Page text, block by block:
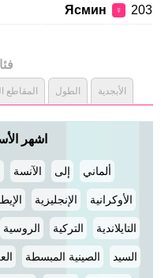
203
♀
Ясмин
الأبجدية الطول المقاطع
اشهر
ألماني إلى الآنسة
الأوكرانية الإنجليزية
التايلاندية التركية الروسية
السيد الصينية المبسطة